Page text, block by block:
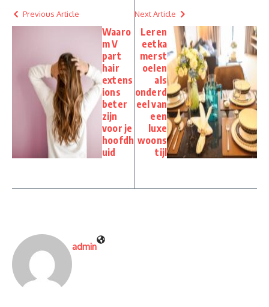
Previous Article
Waaro
m V
part
hair
extens
ions
beter
zijn
voor je
hoofdh
uid
Next Article
Leren
eetka
merst
oelen
als
onderd
eel van
een
luxe
woons
tijl
admin